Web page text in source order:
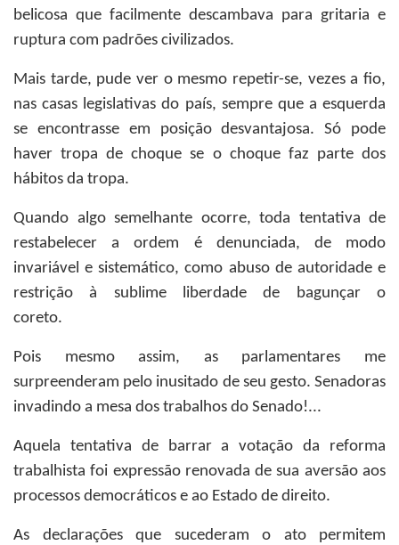
belicosa que facilmente descambava para gritaria e
ruptura com padrões civilizados.
Mais tarde, pude ver o mesmo repetir-se, vezes a fio,
nas casas legislativas do país, sempre que a esquerda
se encontrasse em posição desvantajosa. Só pode
haver tropa de choque se o choque faz parte dos
hábitos da tropa.
Quando algo semelhante ocorre, toda tentativa de
restabelecer a ordem é denunciada, de modo
invariável e sistemático, como abuso de autoridade e
restrição à sublime liberdade de bagunçar o
coreto.
Pois mesmo assim, as parlamentares me
surpreenderam pelo inusitado de seu gesto. Senadoras
invadindo a mesa dos trabalhos do Senado!...
Aquela tentativa de barrar a votação da reforma
trabalhista foi expressão renovada de sua aversão aos
processos democráticos e ao Estado de direito.
As declarações que sucederam o ato permitem